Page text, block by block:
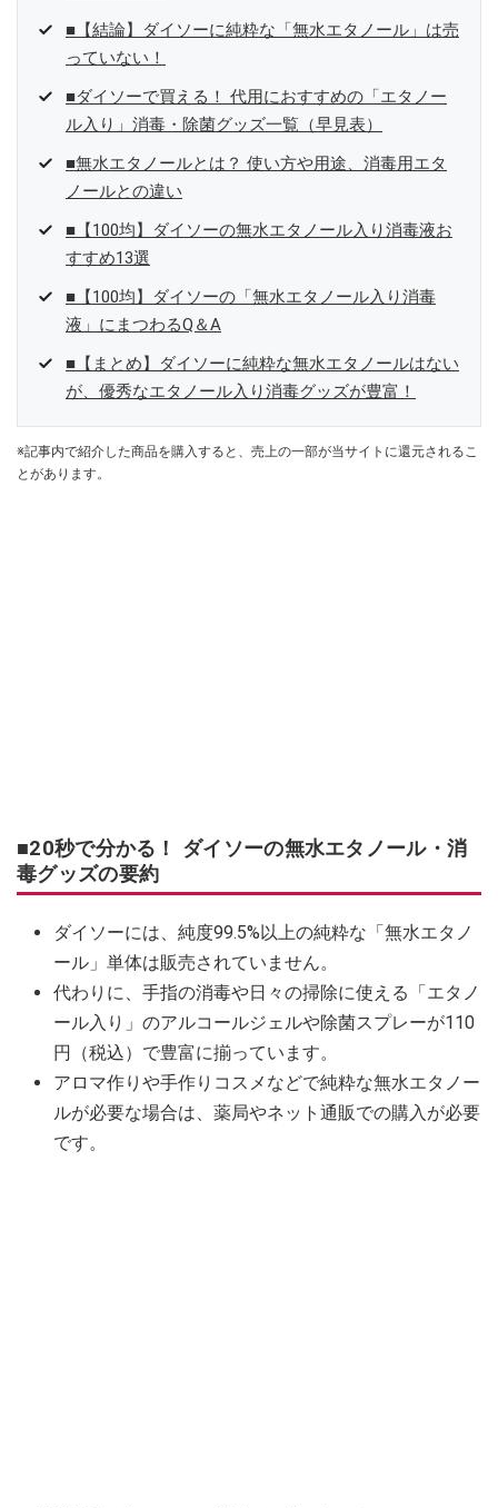
■【結論】ダイソーに純粋な「無水エタノール」は売
っていない！
■ダイソーで買える！ 代用におすすめの「エタノー
ル入り」消毒・除菌グッズ一覧（早見表）
■無水エタノールとは？ 使い方や用途、消毒用エタ
ノールとの違い
■【100均】ダイソーの無水エタノール入り消毒液お
すすめ13選
■【100均】ダイソーの「無水エタノール入り消毒
液」にまつわるQ＆A
■【まとめ】ダイソーに純粋な無水エタノールはない
が、優秀なエタノール入り消毒グッズが豊富！
※記事内で紹介した商品を購入すると、売上の一部が当サイトに還元されるこ
とがあります。
■20秒で分かる！ ダイソーの無水エタノール・消
毒グッズの要約
ダイソーには、純度99.5%以上の純粋な「無水エタノ
ール」単体は販売されていません。
代わりに、手指の消毒や日々の掃除に使える「エタノ
ール入り」のアルコールジェルや除菌スプレーが110
円（税込）で豊富に揃っています。
アロマ作りや手作りコスメなどで純粋な無水エタノー
ルが必要な場合は、薬局やネット通販での購入が必要
です。